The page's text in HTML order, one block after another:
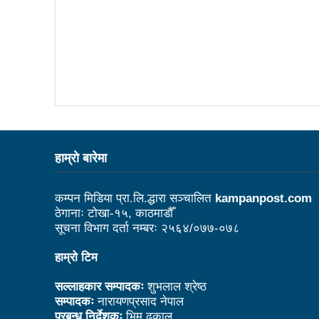
विदेशमा रहेका नेपालीहरूको
के छ रास्वपाका महामन्त्री डा
उद्योगको प्रवर्द्धन र
चीन भ्रमणका क्रममा भएका
लुम्बिनी प्रदेशले घरबाटै व्यवसायिक
अपाङ्गता भएका व्यक्तिहरूको
हाम्राे बारेमा
कम्पन मिडिया प्रा.लि.द्धारा सञ्चालित kampanpost.com
ठेगानाः टोखा-१५, काठमाडौँ
सूचना विभाग दर्ता नम्बरः २५६४/०७७-०७८
हाम्रो टिम
सल्लाहकार सम्पादकःशुभलाल श्रेष्ठ
सम्पादकःनारायणप्रसाद नेपाल